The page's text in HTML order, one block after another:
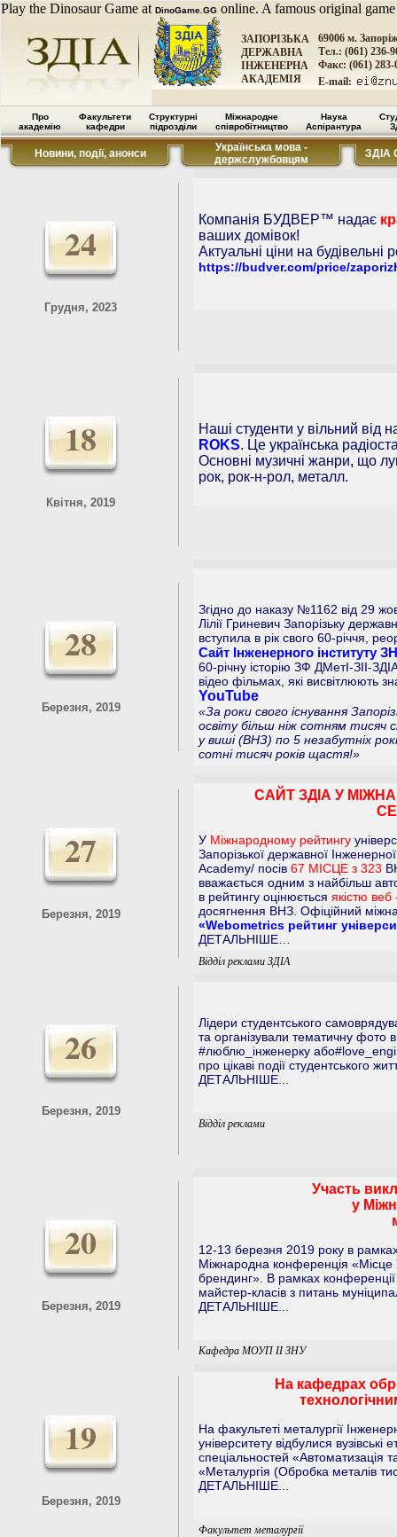
Play the Dinosaur Game at DinoGame.GG online. A famous original
ЗАПОРІЗЬКА
ДЕРЖАВНА
ІНЖЕНЕРНА
АКАДЕМІЯ
69006 м.
Тел.: (061) 236-
Факс: (061) 283-
E-mail:
Про
академію
Факультети
кафедри
Структурні
підрозділи
Міжнародне
співробітництво
Наука
Аспірантура
Новини, події, анонси
Українська мова -
держслужбовцям
ЗДІА
24
Грудня, 2023
Компанія БУДВЕР™ надає
ваших домівок!
Актуальні ціни на
https://budver.com/price/
18
Квітня, 2019
Наші студенти у вільний від
ROKS. Це українська
Основні музичні жанри, що
рок, рок-н-рол, металл.
28
Березня, 2019
Згідно до наказу №1162 від 29
Лілії Гриневич Запорізьку
вступила в рік свого 60-річчя,
Сайт Інженерного інституту
60-річну історію ЗФ ДМетІ-ЗІІ-
відео фільмах, які висвітлюють
YouTube
«За роки свого існування
освіту більш ніж сотням тисяч
у виші (ВНЗ) по 5 незабутніх
сотні тисяч років щастя!»
27
Березня, 2019
САЙТ ЗДІА У
У Міжнародному рейтингу
Запорiзької державної
Academy/ посів 67 МІСЦЕ з 323
вважається одним з найбільш
в рейтингу оцінюється якістю веб
досягнення ВНЗ. Офіційний
«Webometrics рейтинг
ДЕТАЛЬНІШЕ…
Відділ реклами ЗДІА
26
Березня, 2019
Лідери студентського
та організували тематичну фото
#люблю_інженерку
про цікаві події студентського
ДЕТАЛЬНІШЕ...
Відділ реклами
20
Березня, 2019
Участь
у
12-13 березня 2019 року в
Міжнародна конференція «Місце
брендинг». В рамках конференції
майстер-класів з питань
ДЕТАЛЬНІШЕ...
Кафедра МОУП ІІ ЗНУ
19
Березня, 2019
На кафедрах
На факультеті металургії
університету відбулися вузівські
спеціальностей «Автоматизація
«Металургія (Обробка металів
ДЕТАЛЬНІШЕ...
Факультет металургії